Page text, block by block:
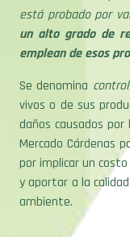
está probado por
un alto grado de
emplean de esos
Se denomina
vivos o de sus
daños causados
Mercado Cárdenas
por implicar un
y aportar a la
ambiente.